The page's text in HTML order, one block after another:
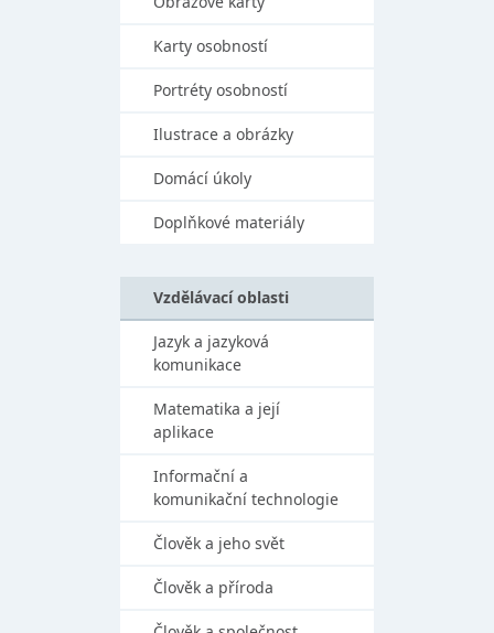
Karty osobností
Portréty osobností
Ilustrace a obrázky
Domácí úkoly
Doplňkové materiály
Vzdělávací oblasti
Jazyk a jazyková
komunikace
Matematika a její
aplikace
Informační a
komunikační technologie
Člověk a jeho svět
Člověk a příroda